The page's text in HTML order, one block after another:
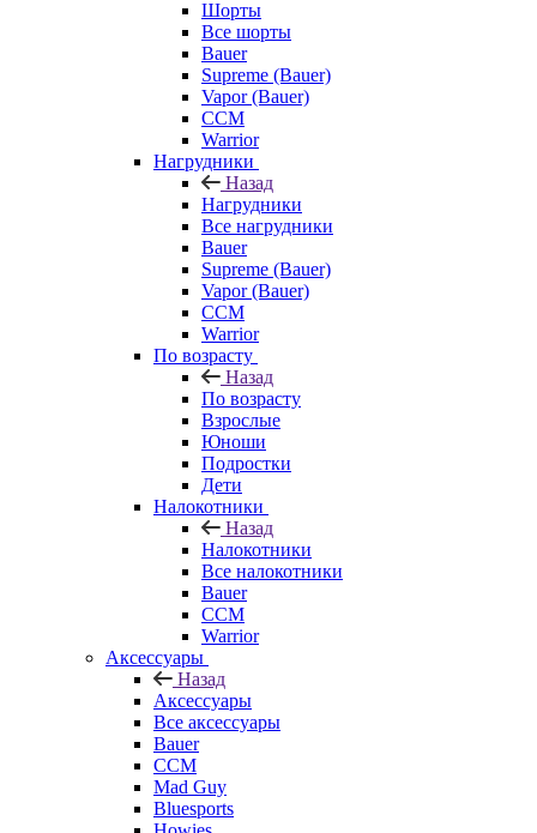
Шорты
Все шорты
Bauer
Supreme (Bauer)
Vapor (Bauer)
CCM
Warrior
Нагрудники
Назад
Нагрудники
Все нагрудники
Bauer
Supreme (Bauer)
Vapor (Bauer)
CCM
Warrior
По возрасту
Назад
По возрасту
Взрослые
Юноши
Подростки
Дети
Налокотники
Назад
Налокотники
Все налокотники
Bauer
CCM
Warrior
Аксессуары
Назад
Аксессуары
Все аксессуары
Bauer
CCM
Mad Guy
Bluesports